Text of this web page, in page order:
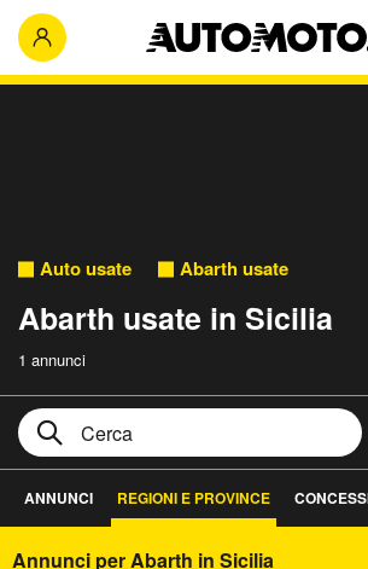
Auto usate Abarth usate
Abarth usate in Sicilia
1 annunci
ANNUNCI REGIONI E PROVINCE
Annunci per Abarth in Sicilia